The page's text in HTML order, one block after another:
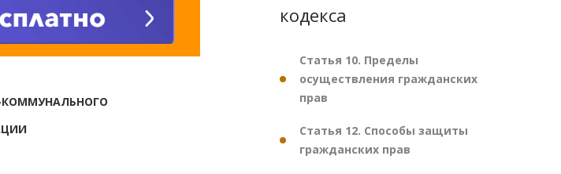
кодекса
Статья 10. Пределы
осуществления гражданских
прав
Статья 12. Способы защиты
гражданских прав